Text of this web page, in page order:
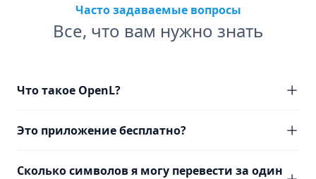
Часто задаваемые вопросы
Все, что вам нужно знать
Что такое OpenL?
Это приложение бесплатно?
Сколько символов я могу перевести за один